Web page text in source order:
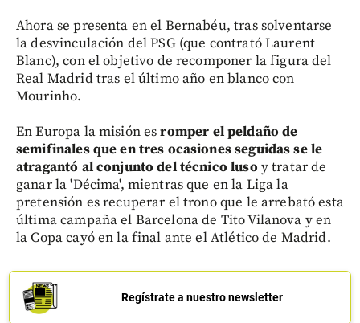
Ahora se presenta en el Bernabéu, tras solventarse
la desvinculación del PSG (que contrató Laurent
Blanc), con el objetivo de recomponer la figura del
Real Madrid tras el último año en blanco con
Mourinho.
En Europa la misión esromper el peldaño de
semifinales que en tres ocasiones seguidas se le
atragantó al conjunto del técnico luso y tratar de
ganar la 'Décima', mientras que en la Liga la
pretensión es recuperar el trono que le arrebató esta
última campaña el Barcelona de Tito Vilanova y en
la Copa cayó en la final ante el Atlético de Madrid.
Regístrate a nuestro newsletter